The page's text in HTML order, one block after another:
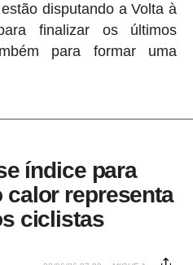
disputando a Volta à
finalizar os últimos
para formar uma
índice para
calor representa
ciclistas